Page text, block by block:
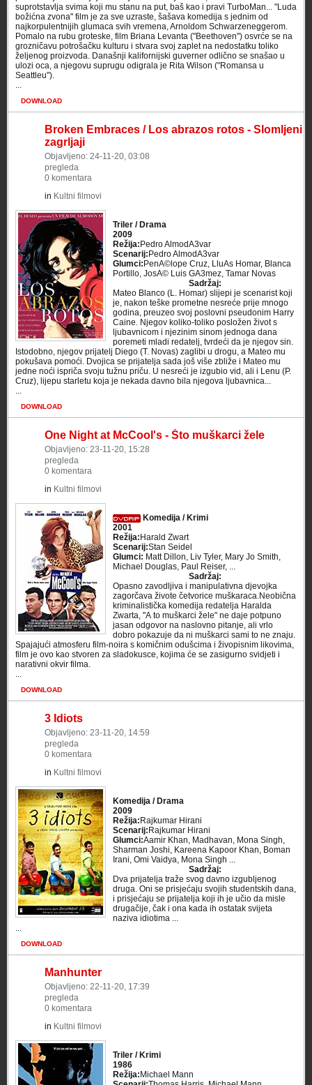
suprotstavlja svima koji mu stanu na put, baš kao i pravi TurboMan... "Luda
božićna zvona" film je za sve uzraste, šašava komedija s jednim od
najkorpulentnijih glumaca svih vremena, Arnoldom Schwarzeneggerom.
Pomalo na rubu groteske, film Briana Levanta ("Beethoven") osvrće se na
grozničavu potrošačku kulturu i stvara svoj zaplet na nedostatku toliko
željenog proizvoda. Današnji kalifornijski guverner odlično se snašao u
ulozi oca, a njegovu suprugu odigrala je Rita Wilson ("Romansa u
Seattleu").
...
DOWNLOAD
Broken Embraces / Los abrazos rotos - Slomljeni
zagrljaji
Objavljeno: 24-11-20, 03:08
pregleda
0 komentara
in Kultni filmovi
Triler / Drama
2009
Režija: Pedro AlmodA3var
Scenarij: Pedro AlmodA3var
Glumci: PenA©lope Cruz, LluA­s Homar, Blanca
Portillo, JosA© Luis GA3mez, Tamar Novas
Sadržaj:
Mateo Blanco (L. Homar) slijepi je scenarist koji
je, nakon teške prometne nesreće prije mnogo
godina, preuzeo svoj poslovni pseudonim Harry
Caine. Njegov koliko-toliko posložen život s
ljubavnicom i njezinim sinom jednoga dana
poremeti mladi redatelj, tvrdeći da je njegov sin.
Istodobno, njegov prijatelj Diego (T. Novas) zaglibi u drogu, a Mateo mu
pokušava pomoći. Dvojica se prijatelja sada još više zbliže i Mateo mu
jedne noći ispriča svoju tužnu priču. U nesreći je izgubio vid, ali i Lenu (P.
Cruz), lijepu starletu koja je nekada davno bila njegova ljubavnica...
...
DOWNLOAD
One Night at McCool's - Što muškarci žele
Objavljeno: 23-11-20, 15:28
pregleda
0 komentara
in Kultni filmovi
Komedija / Krimi
2001
Režija: Harald Zwart
Scenarij:Stan Seidel
Glumci: Matt Dillon, Liv Tyler, Mary Jo Smith,
Michael Douglas, Paul Reiser, ...
Sadržaj:
Opasno zavodljiva i manipulativna djevojka
zagorčava živote četvorice muškaraca.Neobična
kriminalistička komedija redatelja Haralda
Zwarta, "A to muškarci žele" ne daje potpuno
jasan odgovor na naslovno pitanje, ali vrlo
dobro pokazuje da ni muškarci sami to ne znaju.
Spajajući atmosferu film-noira s komičnim odušcima i živopisnim likovima,
film je ovo kao stvoren za sladokusce, kojima će se zasigurno svidjeti i
narativni okvir filma.
...
DOWNLOAD
3 Idiots
Objavljeno: 23-11-20, 14:59
pregleda
0 komentara
in Kultni filmovi
Komedija / Drama
2009
Režija: Rajkumar Hirani
Scenarij: Rajkumar Hirani
Glumci:Aamir Khan, Madhavan, Mona Singh,
Sharman Joshi, Kareena Kapoor Khan, Boman
Irani, Omi Vaidya, Mona Singh ...
Sadržaj:
Dva prijatelja traže svog davno izgubljenog
druga. Oni se prisjećaju svojih studentskih dana,
i prisjećaju se prijatelja koji ih je učio da misle
drugačije, čak i ona kada ih ostatak svijeta
naziva idiotima ...
...
DOWNLOAD
Manhunter
Objavljeno: 22-11-20, 17:39
pregleda
0 komentara
in Kultni filmovi
Triler / Krimi
1986
Režija: Michael Mann